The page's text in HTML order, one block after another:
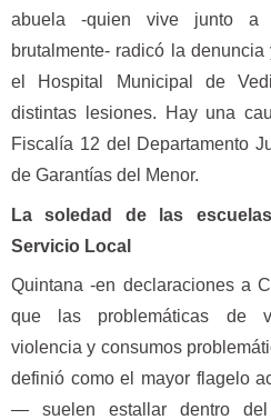
abuela -quien vive junto a
brutalmente- radicó la
el Hospital Municipal de
distintas lesiones. Hay una
Fiscalía 12 del Departamento
de Garantías del Menor.
La soledad de las
Servicio Local
Quintana -en declaraciones a
que las problemáticas de
violencia y consumos
definió como el mayor flagelo
— suelen estallar dentro del